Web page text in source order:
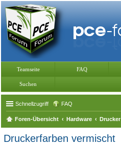
Teamseite FAQ
Suchen
Schnellzugriff FAQ
Foren-Übersicht Hardware
Drucker
Druckerfarben vermischt